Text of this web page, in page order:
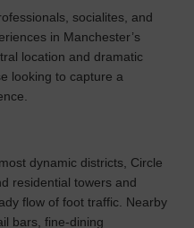
socialites, and
in Manchester’s
location and dramatic
looking to capture a
dynamic districts, Circle
residential towers and
flow of foot traffic. Nearby
bars, fine-dining